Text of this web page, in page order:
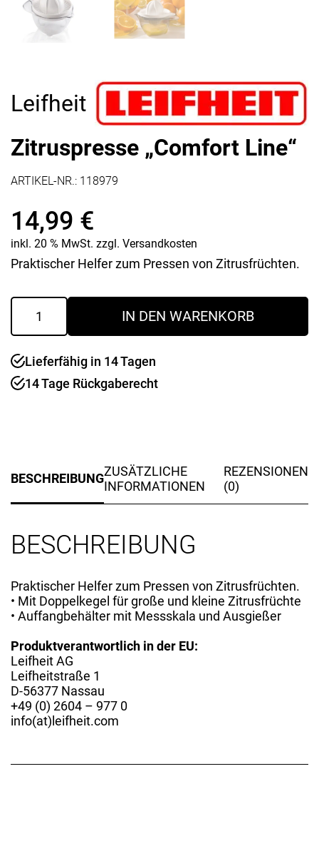
Leifheit
Zitruspresse „Comfort Line“
ARTIKEL-NR.: 118979
14,99 €
inkl. 20 % MwSt. zzgl. Versandkosten
Praktischer Helfer zum Pressen von Zitrusfrüchten.
Zitruspresse
"Comfort
Line"
IN DEN WARENKORB
Lieferfähig in 14 Tagen
14 Tage Rückgaberecht
BESCHREIBUNGZUSÄTZLICHE
INFORMATIONEN
REZENSIONEN
(0)
BESCHREIBUNG
Praktischer Helfer zum Pressen von Zitrusfrüchten.
• Mit Doppelkegel für große und kleine Zitrusfrüchte
• Auffangbehälter mit Messskala und Ausgießer
Produktverantwortlich in der EU:
Leifheit AG
Leifheitstraße 1
D-56377 Nassau
+49 (0) 2604 – 977 0
info(at)leifheit.com